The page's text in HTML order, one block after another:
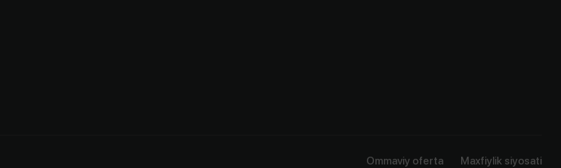
Ommaviy oferta Maxfiylik siyosati